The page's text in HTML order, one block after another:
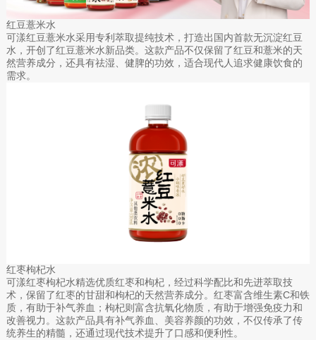
红豆薏米水
可漾红豆薏米水采用专利萃取提纯技术，打造出国内首款无沉淀红豆
水，开创了红豆薏米水新品类。这款产品不仅保留了红豆和薏米的天
然营养成分，还具有祛湿、健脾的功效，适合现代人追求健康饮食的
需求。
红枣枸杞水
可漾红枣枸杞水精选优质红枣和枸杞，经过科学配比和先进萃取技
术，保留了红枣的甘甜和枸杞的天然营养成分。红枣富含维生素C和铁
质，有助于补气养血；枸杞则富含抗氧化物质，有助于增强免疫力和
改善视力。这款产品具有补气养血、美容养颜的功效，不仅传承了传
统养生的精髓，还通过现代技术提升了口感和便利性。